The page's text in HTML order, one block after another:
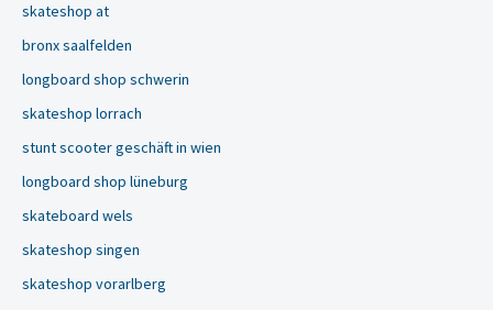
skateshop at
bronx saalfelden
longboard shop schwerin
skateshop lorrach
stunt scooter geschäft in wien
longboard shop lüneburg
skateboard wels
skateshop singen
skateshop vorarlberg